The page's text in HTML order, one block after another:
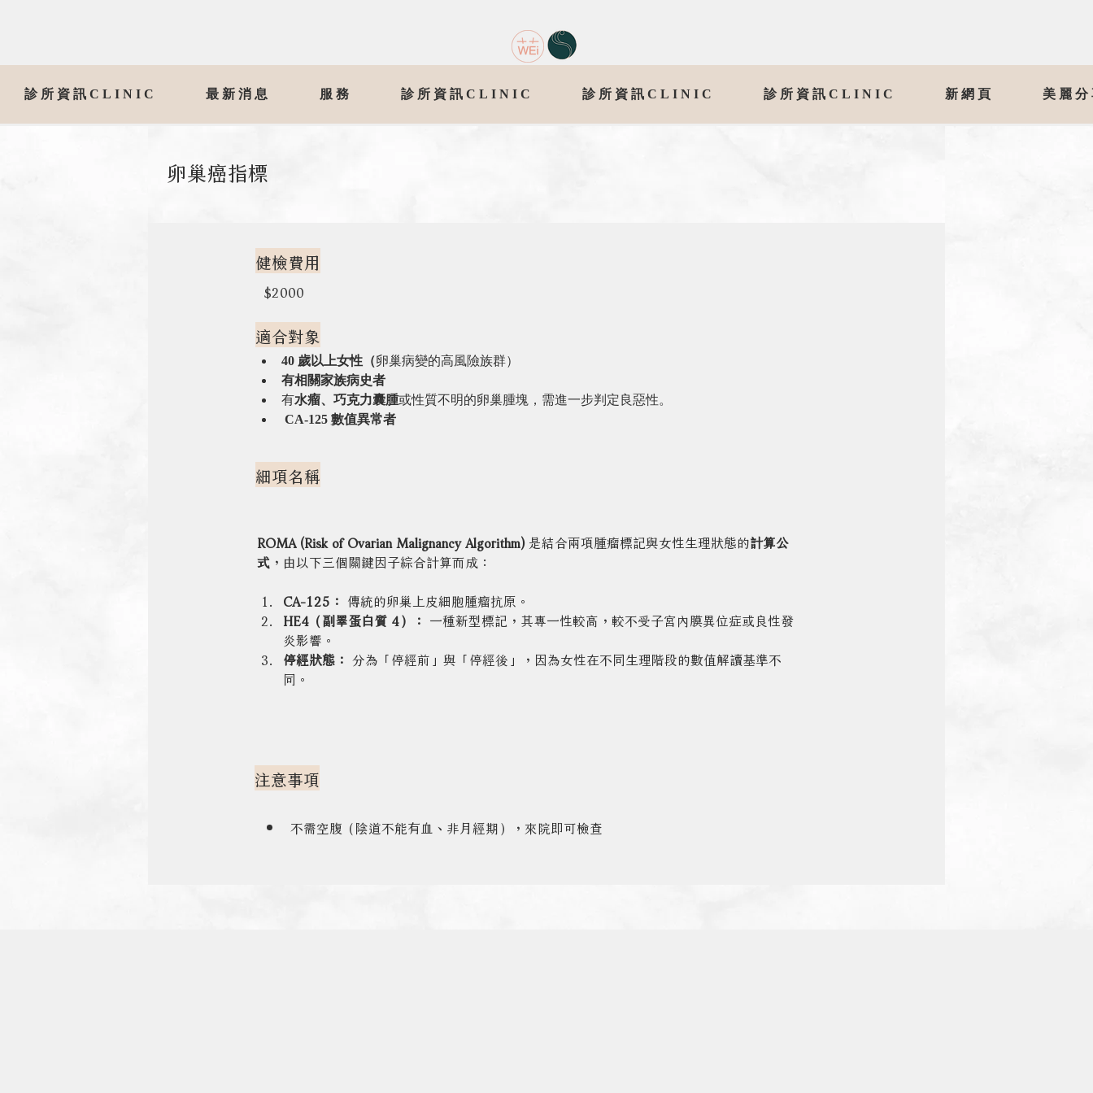
診所資訊CLINIC 最新消息 服務 診所資訊CLINIC 診所資訊CLINIC 診所資訊CLINIC 新網頁 美麗
卵巢癌指標
健檢費用
$2000
適合對象
40 歲以上女性（卵巢病變的高風險族群）
有相關家族病史者
有水瘤、巧克力囊腫或性質不明的卵巢腫塊，需進一步判定良惡性。
CA-125 數值異常者
細項名稱
ROMA (Risk of Ovarian Malignancy Algorithm) 是結合兩項腫瘤標記與女性生理狀態的計算公
式 ，由以下三個關鍵因子綜合計算而成：
CA-125： 傳統的卵巢上皮細胞腫瘤抗原。
HE4（副睪蛋白質 4）： 一種新型標記，其專一性較高，較不受子宮內膜異位症或良性發
炎影響。
停經狀態： 分為「停經前」與「停經後」，因為女性在不同生理階段的數值解讀基準不
同。
注意事項
不需空腹（陰道不能有血、非月經期），來院即可檢查